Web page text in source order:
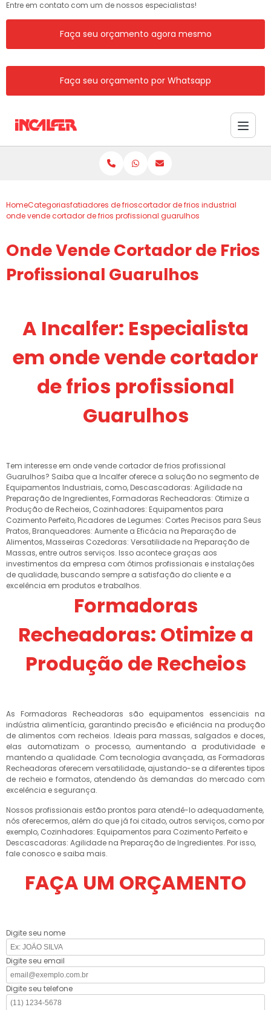
Entre em contato com um de nossos especialistas!
Faça seu orçamento agora mesmo
Faça seu orçamento por Whatsapp
HomeCategoriasfatiadores de frioscortador de frios industrial
onde vende cortador de frios profissional guarulhos
Onde Vende Cortador de Frios
Profissional Guarulhos
A Incalfer: Especialista
em onde vende cortador
de frios profissional
Guarulhos
Tem interesse em onde vende cortador de frios profissional
Guarulhos? Saiba que a Incalfer oferece a solução no segmento de
Equipamentos Industriais, como, Descascadoras: Agilidade na
Preparação de Ingredientes, Formadoras Recheadoras: Otimize a
Produção de Recheios, Cozinhadores: Equipamentos para
Cozimento Perfeito, Picadores de Legumes: Cortes Precisos para Seus
Pratos, Branqueadores: Aumente a Eficácia na Preparação de
Alimentos, Masseiras Cozedoras: Versatilidade na Preparação de
Massas, entre outros serviços. Isso acontece graças aos
investimentos da empresa com ótimos profissionais e instalações
de qualidade, buscando sempre a satisfação do cliente e a
excelência em produtos e trabalhos.
Formadoras
Recheadoras: Otimize a
Produção de Recheios
As Formadoras Recheadoras são equipamentos essenciais na
indústria alimentícia, garantindo precisão e eficiência na produção
de alimentos com recheios. Ideais para massas, salgados e doces,
elas automatizam o processo, aumentando a produtividade e
mantendo a qualidade. Com tecnologia avançada, as Formadoras
Recheadoras oferecem versatilidade, ajustando-se a diferentes tipos
de recheio e formatos, atendendo às demandas do mercado com
excelência e segurança.
Nossos profissionais estão prontos para atendê-lo adequadamente,
nós oferecermos, além do que já foi citado, outros serviços, como por
exemplo, Cozinhadores: Equipamentos para Cozimento Perfeito e
Descascadoras: Agilidade na Preparação de Ingredientes. Por isso,
fale conosco e saiba mais.
FAÇA UM ORÇAMENTO
Digite seu nome
Digite seu email
Digite seu telefone